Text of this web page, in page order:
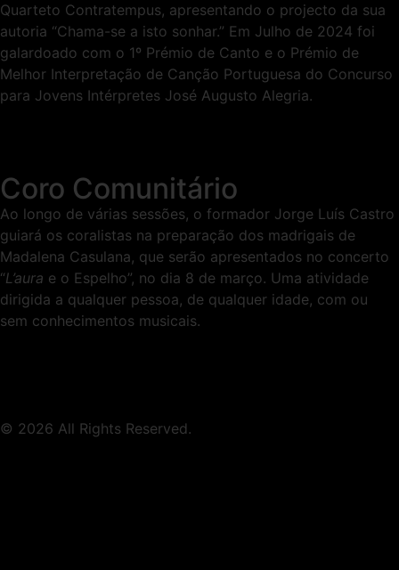
Quarteto Contratempus, apresentando o projecto da sua
autoria “Chama-se a isto sonhar.” Em Julho de 2024 foi
galardoado com o 1º Prémio de Canto e o Prémio de
Melhor Interpretação de Canção Portuguesa do Concurso
para Jovens Intérpretes José Augusto Alegria.
Coro Comunitário
Ao longo de várias sessões, o formador Jorge Luís Castro
guiará os coralistas na preparação dos madrigais de
Madalena Casulana, que serão apresentados no concerto
“L’aura e o Espelho”, no dia 8 de março. Uma atividade
dirigida a qualquer pessoa, de qualquer idade, com ou
sem conhecimentos musicais.
© 2026 All Rights Reserved.